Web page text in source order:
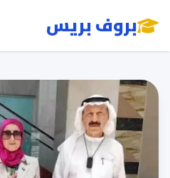
بروف بريس